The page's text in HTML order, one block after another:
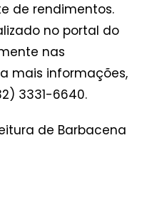
de rendimentos.
no portal do
nas
mais informações,
3331-6640.
de Barbacena